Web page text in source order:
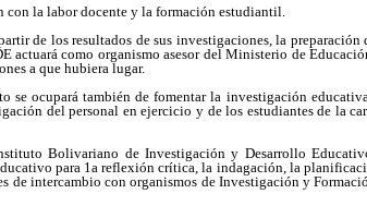
la labor docente y la formación estudiantil.
de los resultados de sus investigaciones, la preparación
actuará como organismo asesor del Ministerio de
a que hubiera lugar.
se ocupará también de fomentar la investigación
del personal en ejercicio y de los estudiantes de la
Bolivariano de Investigación y Desarrollo
para 1a reflexión crítica, la indagación, la
intercambio con organismos de Investigación y